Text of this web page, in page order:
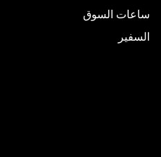
ساعات السوق
السفير